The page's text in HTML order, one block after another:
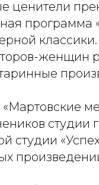
ценители
программа
женщин
«Мартовские
студии
студии